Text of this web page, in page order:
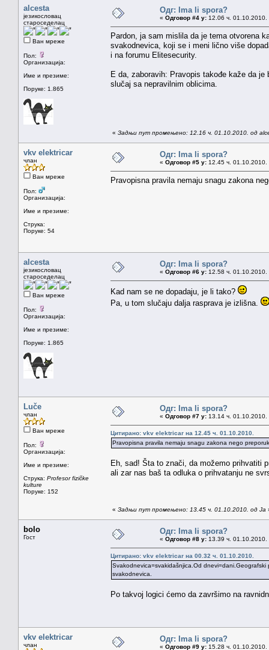
alcesta
језикословац
староседелац
Ван мреже
Пол:
Организација:
Име и презиме:
Поруке: 1.865
Одг: Ima li spora?
« Одговор #4 у: 12.06 ч. 01.10.2010.
Pardon, ja sam mislila da je tema otvorena
svakodnevica, koji se i meni lično više
i na forumu Elitesecurity.
E da, zaboravih: Pravopis takođe kaže da
slučaj sa nepravilnim oblicima.
« Задњи пут промењено: 12.16 ч. 01.10.2010. од
vkv elektricar
члан
Ван мреже
Пол:
Организација:
Име и презиме:
Струка:
Поруке: 54
Одг: Ima li spora?
« Одговор #5 у: 12.45 ч. 01.10.2010.
Pravopisna pravila nemaju snagu zakona
alcesta
језикословац
староседелац
Ван мреже
Пол:
Организација:
Име и презиме:
Поруке: 1.865
Одг: Ima li spora?
« Одговор #6 у: 12.58 ч. 01.10.2010.
Kad nam se ne dopadaju, je li tako?
Pa, u tom slučaju dalja rasprava je izlišna.
Luče
члан
Ван мреже
Пол:
Организација:
Име и презиме:
Струка: Profesor fizičke
kulture
Поруке: 152
Одг: Ima li spora?
« Одговор #7 у: 13.14 ч. 01.10.2010.
Цитирано: vkv elektricar на 12.45 ч. 01.10.2010.
Pravopisna pravila nemaju snagu zakona nego
Eh, sad! Šta to znači, da možemo prihvatiti
ali zar nas baš ta odluka o prihvatanju ne
« Задњи пут промењено: 13.45 ч. 01.10.2010. од Ja
bolo
Гост
Одг: Ima li spora?
« Одговор #8 у: 13.39 ч. 01.10.2010.
Цитирано: vkv elektricar на 00.32 ч. 01.10.2010.
Svakodnevica=svakidašnjica.Od
svakodnevica.
Po takvoj logici ćemo da završimo na
vkv elektricar
члан
Одг: Ima li spora?
« Одговор #9 у: 15.28 ч. 01.10.2010.